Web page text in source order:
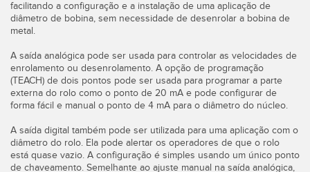
Conversores
SOFTWARE
Banner Measurement Sensor Software
Software GUI para Sensores
facilitando a configuração e a instalação de uma aplicação de
diâmetro de bobina, sem necessidade de desenrolar a bobina de
metal.
A saída analógica pode ser usada para controlar as velocidades de
enrolamento ou desenrolamento. A opção de programação
(TEACH) de dois pontos pode ser usada para programar a parte
externa do rolo como o ponto de 20 mA e pode configurar de
forma fácil e manual o ponto de 4 mA para o diâmetro do núcleo.
A saída digital também pode ser utilizada para uma aplicação com o
diâmetro do rolo. Ela pode alertar os operadores de que o rolo
está quase vazio. A configuração é simples usando um único ponto
de chaveamento. Semelhante ao ajuste manual na saída analógica,